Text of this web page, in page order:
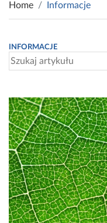
Home Informacje
INFORMACJE